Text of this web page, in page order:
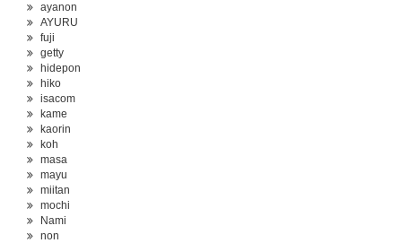
ayanon
AYURU
fuji
getty
hidepon
hiko
isacom
kame
kaorin
koh
masa
mayu
miitan
mochi
Nami
non